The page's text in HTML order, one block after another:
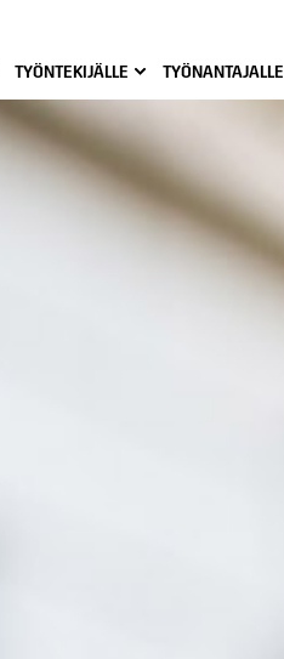
TYÖNTEKIJÄLLE TYÖNANTAJALLE